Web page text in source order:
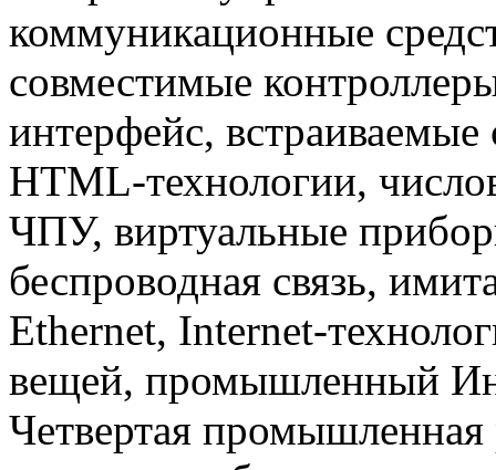
коммуникационные
совместимые
интерфейс,
HTML-технологии,
ЧПУ, виртуальные
беспроводная связь,
Ethernet, Internet-
вещей, промышленный
Четвертая